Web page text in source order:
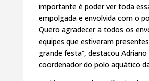
importante é poder ver toda
empolgada e envolvida com o
Quero agradecer a todos os
equipes que estiveram
grande festa”, destacou Adriano
coordenador do polo aquático